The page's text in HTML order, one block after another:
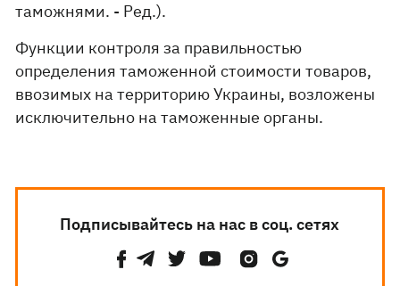
таможнями. - Ред.).
Функции контроля за правильностью
определения таможенной стоимости товаров,
ввозимых на территорию Украины, возложены
исключительно на таможенные органы.
Подписывайтесь на нас в соц. сетях